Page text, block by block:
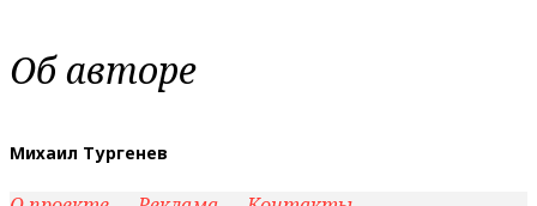
Об авторе
Михаил Тургенев